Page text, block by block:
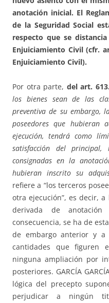
anotación inicial. El
de la Seguridad Social
respecto que se
Enjuiciamiento Civil (cfr.
Enjuiciamiento Civil).
Por otra parte, del art.
los bienes sean de las
preventiva de su embargo,
poseedores que hubieran
ejecución, tendrá como
satisfacción del principal,
consignadas en la
hubieran inscrito su
refiere a “los terceros
otra ejecución”, es decir,
derivada de
consecuencia, se ha de
de embargo anterior y a
cantidades que figuren
ninguna ampliación por
posteriores. GARCÍA
lógica del precepto
perjudicar a ningún